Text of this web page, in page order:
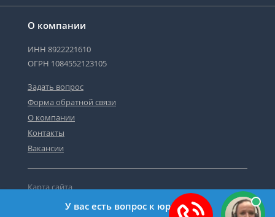
О компании
ИНН 8922221610
ОГРН 1084552123105
Задать вопрос
Форма обратной связи
О компании
Контакты
Вакансии
Карта сайта
Политика персональных данных
У вас есть вопрос к юристу?